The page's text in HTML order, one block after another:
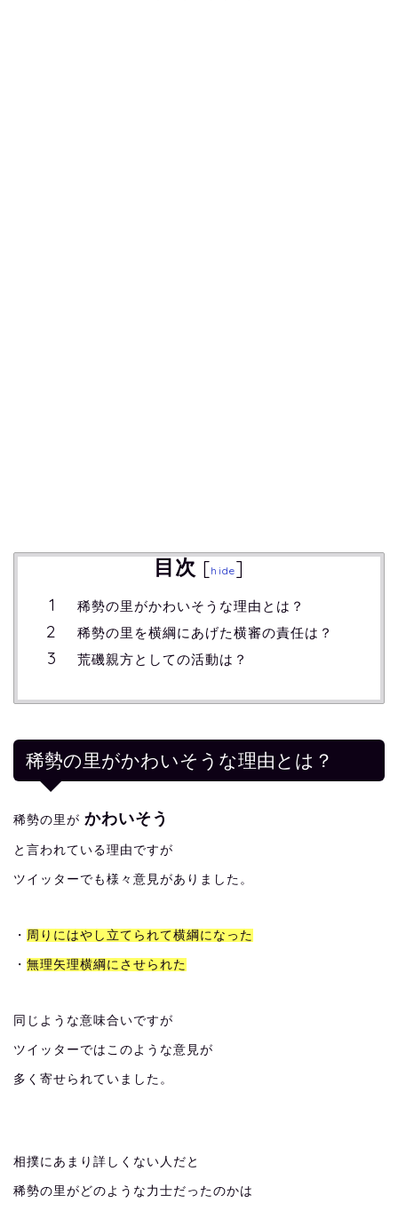
目次 [hide]
稀勢の里がかわいそうな理由とは？
稀勢の里を横綱にあげた横審の責任は？
荒磯親方としての活動は？
稀勢の里がかわいそうな理由とは？
稀勢の里が かわいそう
と言われている理由ですが
ツイッターでも様々意見がありました。
・ 周りにはやし立てられて横綱になった
・ 無理矢理横綱にさせられた
同じような意味合いですが
ツイッターではこのような意見が
多く寄せられていました。
相撲にあまり詳しくない人だと
稀勢の里がどのような力士だったのかは